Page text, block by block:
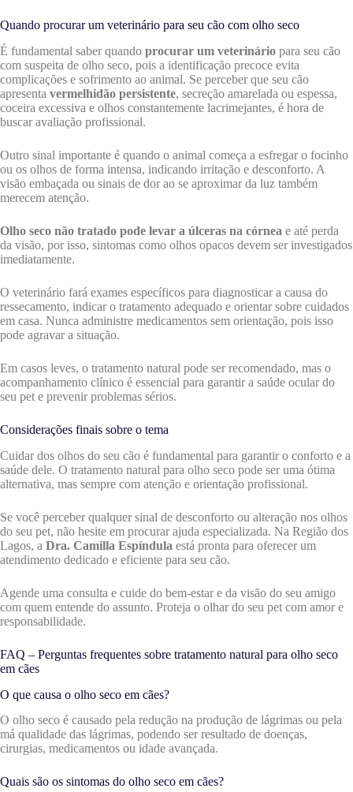
Quando procurar um veterinário para seu cão com olho seco
É fundamental saber quando procurar um veterinário para seu cão
com suspeita de olho seco, pois a identificação precoce evita
complicações e sofrimento ao animal. Se perceber que seu cão
apresenta vermelhidão persistente, secreção amarelada ou espessa,
coceira excessiva e olhos constantemente lacrimejantes, é hora de
buscar avaliação profissional.
Outro sinal importante é quando o animal começa a esfregar o focinho
ou os olhos de forma intensa, indicando irritação e desconforto. A
visão embaçada ou sinais de dor ao se aproximar da luz também
merecem atenção.
Olho seco não tratado pode levar a úlceras na córnea e até perda
da visão, por isso, sintomas como olhos opacos devem ser investigados
imediatamente.
O veterinário fará exames específicos para diagnosticar a causa do
ressecamento, indicar o tratamento adequado e orientar sobre cuidados
em casa. Nunca administre medicamentos sem orientação, pois isso
pode agravar a situação.
Em casos leves, o tratamento natural pode ser recomendado, mas o
acompanhamento clínico é essencial para garantir a saúde ocular do
seu pet e prevenir problemas sérios.
Considerações finais sobre o tema
Cuidar dos olhos do seu cão é fundamental para garantir o conforto e a
saúde dele. O tratamento natural para olho seco pode ser uma ótima
alternativa, mas sempre com atenção e orientação profissional.
Se você perceber qualquer sinal de desconforto ou alteração nos olhos
do seu pet, não hesite em procurar ajuda especializada. Na Região dos
Lagos, a Dra. Camilla Espíndula está pronta para oferecer um
atendimento dedicado e eficiente para seu cão.
Agende uma consulta e cuide do bem-estar e da visão do seu amigo
com quem entende do assunto. Proteja o olhar do seu pet com amor e
responsabilidade.
FAQ – Perguntas frequentes sobre tratamento natural para olho seco
em cães
O que causa o olho seco em cães?
O olho seco é causado pela redução na produção de lágrimas ou pela
má qualidade das lágrimas, podendo ser resultado de doenças,
cirurgias, medicamentos ou idade avançada.
Quais são os sintomas do olho seco em cães?